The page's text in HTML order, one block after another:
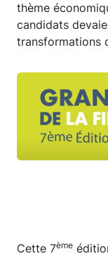
thème
candidats
transformations
Cette 7ème